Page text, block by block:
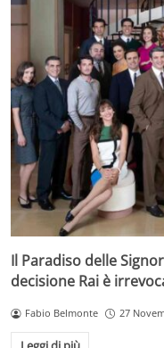
Il Paradiso delle
decisione Rai è
Fabio Belmonte 27